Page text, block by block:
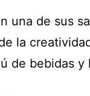
una de sus
la
de bebidas y